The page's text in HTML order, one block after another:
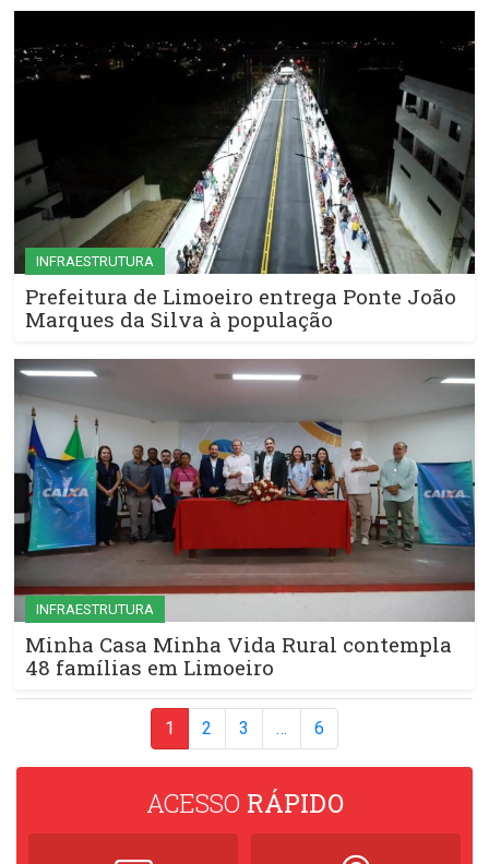
INFRAESTRUTURA
Prefeitura de Limoeiro entrega Ponte João
Marques da Silva à população
INFRAESTRUTURA
Minha Casa Minha Vida Rural contempla
48 famílias em Limoeiro
1 2 3 … 6
ACESSO RÁPIDO